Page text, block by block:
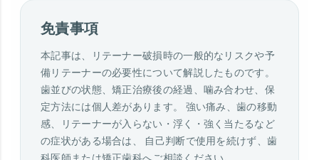
免責事項
本記事は、リテーナー破損時の一般的なリスクや予
備リテーナーの必要性について解説したものです。
歯並びの状態、矯正治療後の経過、噛み合わせ、保
定方法には個人差があります。 強い痛み、歯の移動
感、リテーナーが入らない・浮く・強く当たるなど
の症状がある場合は、 自己判断で使用を続けず、歯
科医師または矯正歯科へご相談ください。